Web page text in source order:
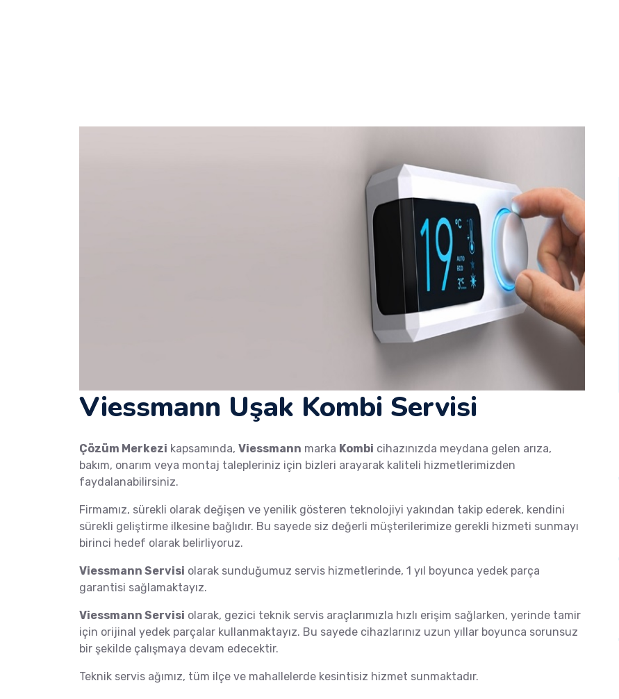
Viessmann Uşak Kombi Servisi
Çözüm Merkezi kapsamında, Viessmann marka Kombi cihazınızda meydana gelen arıza,
bakım, onarım veya montaj talepleriniz için bizleri arayarak kaliteli hizmetlerimizden
faydalanabilirsiniz.
Firmamız, sürekli olarak değişen ve yenilik gösteren teknolojiyi yakından takip ederek, kendini
sürekli geliştirme ilkesine bağlıdır. Bu sayede siz değerli müşterilerimize gerekli hizmeti sunmayı
birinci hedef olarak belirliyoruz.
Viessmann Servisi olarak sunduğumuz servis hizmetlerinde, 1 yıl boyunca yedek parça
garantisi sağlamaktayız.
Viessmann Servisi olarak, gezici teknik servis araçlarımızla hızlı erişim sağlarken, yerinde tamir
için orijinal yedek parçalar kullanmaktayız. Bu sayede cihazlarınız uzun yıllar boyunca sorunsuz
bir şekilde çalışmaya devam edecektir.
Teknik servis ağımız, tüm ilçe ve mahallelerde kesintisiz hizmet sunmaktadır.